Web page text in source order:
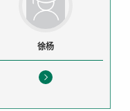
徐杨